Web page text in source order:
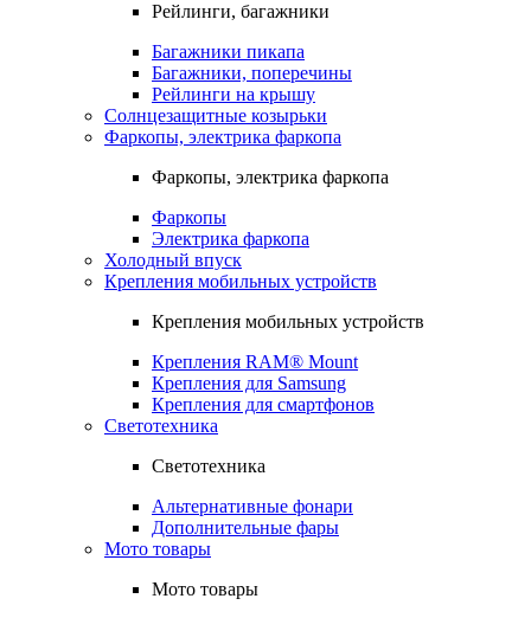
Рейлинги, багажники
Багажники пикапа
Багажники, поперечины
Рейлинги на крышу
Солнцезащитные козырьки
Фаркопы, электрика фаркопа
Фаркопы, электрика фаркопа
Фаркопы
Электрика фаркопа
Холодный впуск
Крепления мобильных устройств
Крепления мобильных устройств
Крепления RAM® Mount
Крепления для Samsung
Крепления для смартфонов
Светотехника
Светотехника
Альтернативные фонари
Дополнительные фары
Мото товары
Мото товары